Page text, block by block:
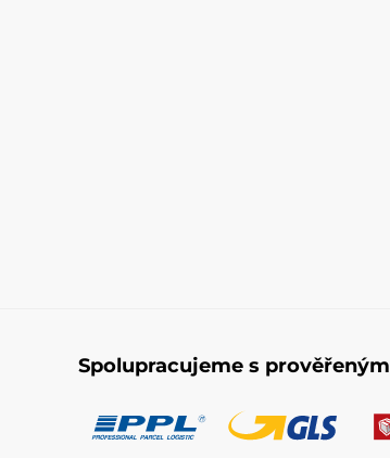
Spolupracujeme s